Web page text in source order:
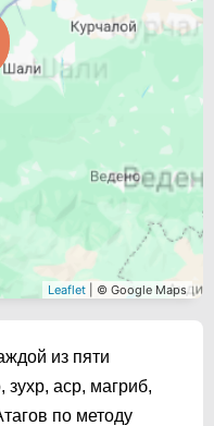
Leaflet | © Google Maps
из пяти
аср, магриб,
по методу